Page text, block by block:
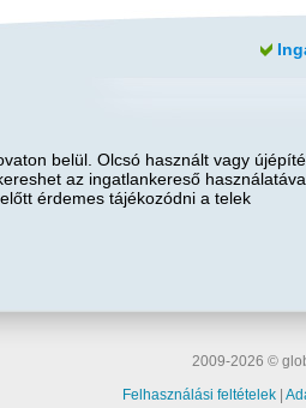
belül. Olcsó használt vagy
az ingatlankereső
érdemes tájékozódni a telek
2009-2026 ©
Felhasználási feltételek